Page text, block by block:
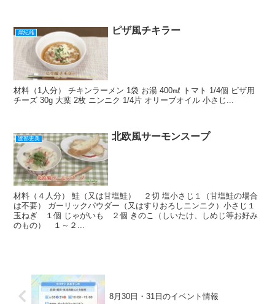
岸紀雄 ピザ風チキラー
材料（1人分） チキンラーメン 1袋 お湯 400㎖ トマト 1/4個 ピザ用
チーズ 30g 大葉 2枚 ニンニク 1/4片 オリーブオイル 小さじ...
渡部恵美 北欧風サーモンスープ
材料（４人分） 鮭（又は甘塩鮭） ２切 塩小さじ１（甘塩鮭の場合
は不要） ガーリックパウダー（又はすりおろしニンニク）小さじ１
玉ねぎ １個 じゃがいも ２個 きのこ（しいたけ、しめじ等お好み
のもの） １～２...
8月30日・31日のイベント情報